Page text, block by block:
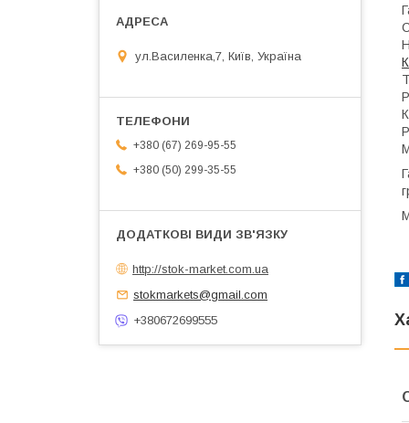
ул.Василенка,7, Київ, Україна
+380 (67) 269-95-55
+380 (50) 299-35-55
http://stok-market.com.ua
stokmarkets@gmail.com
+380672699555